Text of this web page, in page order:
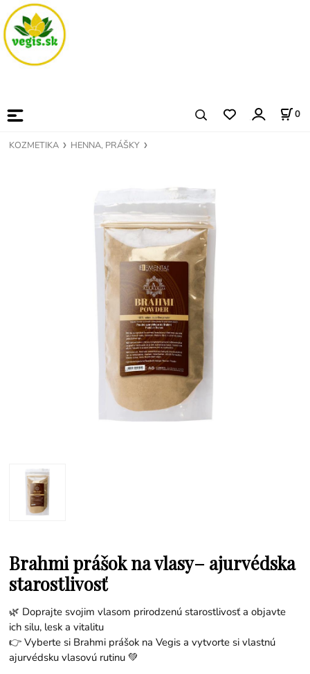
0
KOZMETIKA HENNA, PRÁŠKY
Brahmi prášok na vlasy– ajurvédska
starostlivosť
🌿 Doprajte svojim vlasom prirodzenú starostlivosť a objavte
ich silu, lesk a vitalitu
👉 Vyberte si Brahmi prášok na Vegis a vytvorte si vlastnú
ajurvédsku vlasovú rutinu 💚